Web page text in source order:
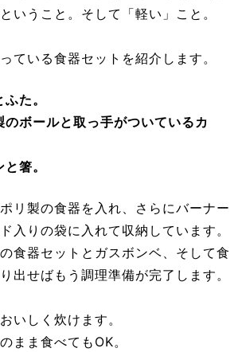
いうこと。そして「軽い」こと。
ている食器セットを紹介します。
た。
のボールと取っ手がついているカ
箸。
リ製の食器を入れ、さらにバーナー
入りの袋に入れて収納しています。
食器セットとガスボンベ、そして食
出せばもう調理準備が完了します。
いしく炊けます。
まま食べてもOK。